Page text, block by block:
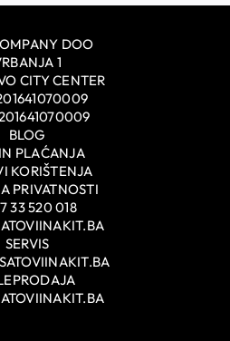
DOO
1
CITY CENTER
BLOG
PLAĆANJA
KORIŠTENJA
PRIVATNOSTI
33 520 018
SERVIS